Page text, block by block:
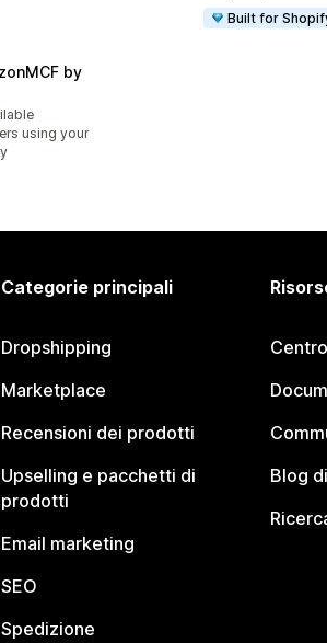
Built for
by
using your
Categorie principali
Dropshipping
Marketplace
Recensioni dei prodotti
Upselling e pacchetti di
prodotti
Email marketing
SEO
Spedizione
Blog